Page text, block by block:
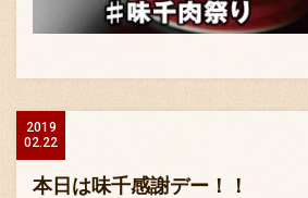
〒869-1107 熊本県菊池郡菊
2019
02.22
本日は味千感謝デー！！